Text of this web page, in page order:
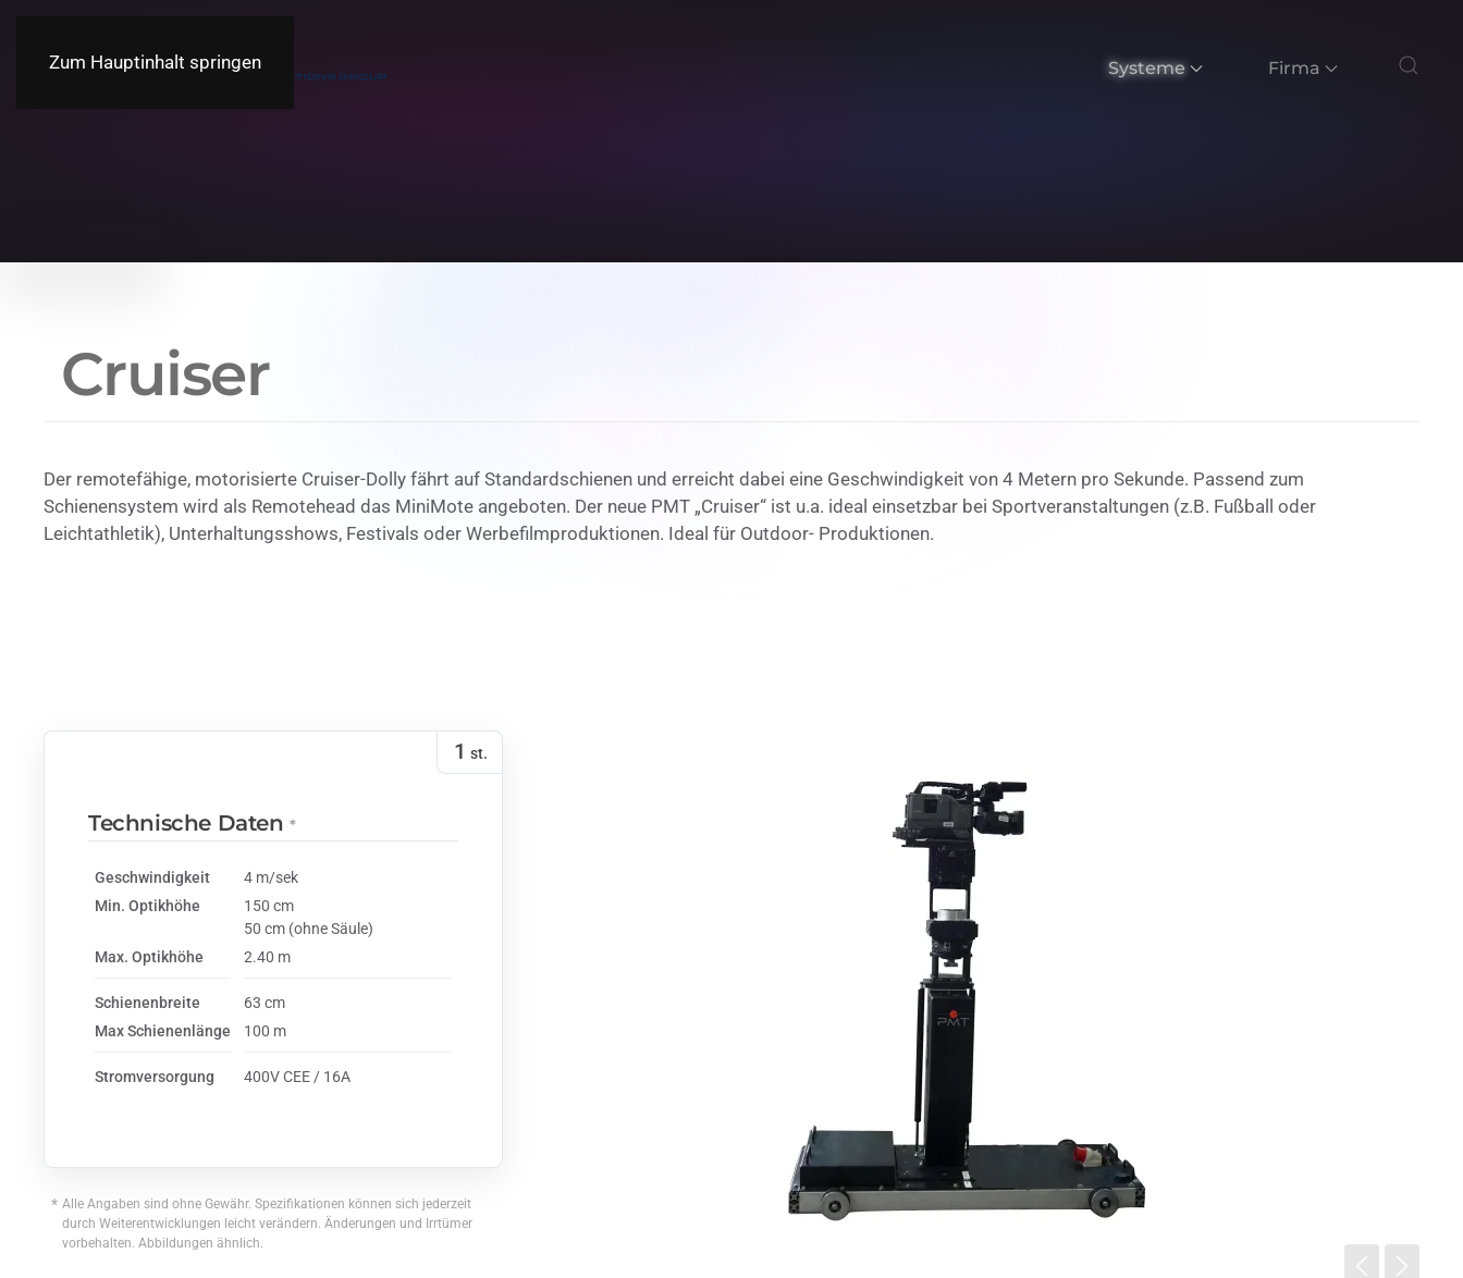
Zum Hauptinhalt springen Systeme Firma
Cruiser
Der remotefähige, motorisierte Cruiser-Dolly fährt auf Standardschienen und erreicht dabei eine Geschwindigkeit von 4 Metern pro Sekunde. Passend zum
Schienensystem wird als Remotehead das MiniMote angeboten. Der neue PMT „Cruiser“ ist u.a. ideal einsetzbar bei Sportveranstaltungen (z.B. Fußball oder
Leichtathletik), Unterhaltungsshows, Festivals oder Werbefilmproduktionen. Ideal für Outdoor- Produktionen.
1st.
Technische Daten*
Geschwindigkeit
4 m/sek
Min. Optikhöhe
150 cm
50 cm (ohne Säule)
Max. Optikhöhe
2.40 m
Schienenbreite
63 cm
Max Schienenlänge
100 m
Stromversorgung 400V CEE / 16A
* Alle Angaben sind ohne Gewähr. Spezifikationen können sich jederzeit
durch Weiterentwicklungen leicht verändern. Änderungen und Irrtümer
vorbehalten. Abbildungen ähnlich.